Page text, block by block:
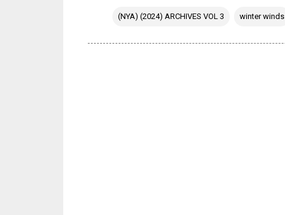
(NYA) (2024) ARCHIVES VOL 3 winter winds